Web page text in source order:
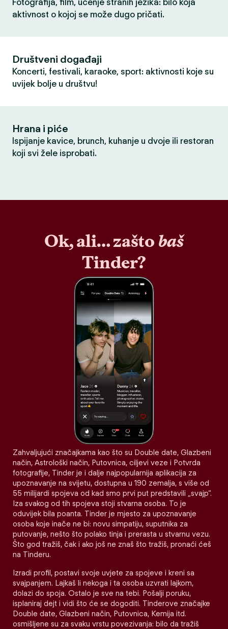
Fotografija, film, učenje stranih jezika: bilo koja
aktivnost o kojoj se može dugo pričati.
Društveni događaji
Koncerti, festivali, karaoke, sport: aktivnosti koje su
uvijek bolje u društvu!
Hrana i piće
Ispijanje kavice, brunch, kuhanje u dvoje ili restoran
koji svi žele isprobati.
Ok, ali… zašto baš
Tinder?
Zahvaljujući značajkama kao što su Double date, Glazbeni
način, Astrološki način, Putovnica, ciljevi veze i Potvrda
fotografije, Tinder je i dalje najpopularnija aplikacija za
upoznavanje na svijetu, dostupna u 190 zemalja, s više od
55 milijardi spojeva od kad smo prvi put predstavili „svajp“.
Iza svakog od tih spojeva stoji stvarna osoba. To je
oduvijek bila poanta. Tinder je mjesto za upoznavanje
osoba koje inače ne bi: novu simpatiju, suputnika za
putovanje, nešto što polako tinja i prerasta u stvarnu vezu.
Što god tražiš, čak i ako još ne znaš što tražiš, pronaći ćeš
na Tinderu.
Izradi profil, postavi svoje uvjete za spojeve i kreni sa
svajpanjem. Lajkaš li nekoga i ta osoba uzvrati lajkom,
dolazi do spoja. Ostalo je sve na tebi. Pošalji poruku,
isplaniraj dejt i vidi što će se dogoditi. Tinderove značajke
Double date, Glazbeni način, Putovnica, Kemija itd.
osmišljene su za svaku vrstu povezivanja: bilo da tražiš